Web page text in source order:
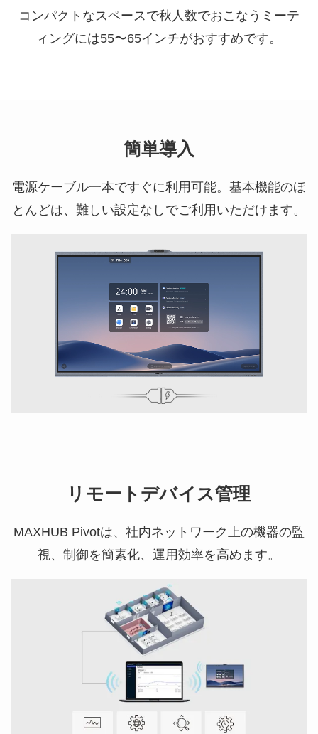
コンパクトなスペースで秋人数でおこなうミーテ
ィングには55〜65インチがおすすめです。
簡単導入
電源ケーブル一本ですぐに利用可能。基本機能のほ
とんどは、難しい設定なしでご利用いただけます。
リモートデバイス管理
MAXHUB Pivotは、社内ネットワーク上の機器の監
視、制御を簡素化、運用効率を高めます。